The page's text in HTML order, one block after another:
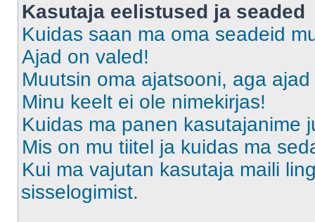
Kasutaja eelistused ja seaded
Kuidas saan ma oma seadeid
Ajad on valed!
Muutsin oma ajatsooni, aga
Minu keelt ei ole nimekirjas!
Kuidas ma panen kasutajanime
Mis on mu tiitel ja kuidas ma
Kui ma vajutan kasutaja maili
sisselogimist.